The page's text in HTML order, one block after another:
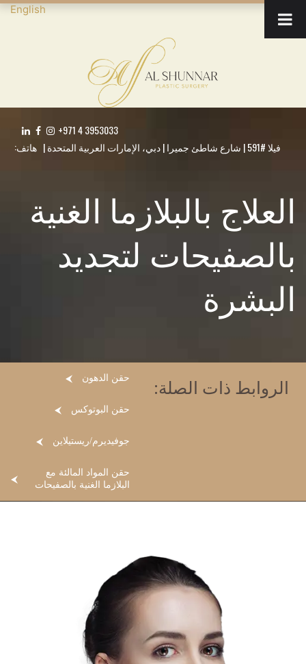
English
+971 4 3953033
فيلا #591 | شارع شاطئ جميرا | دبي، الإمارات العربية المتحدة | هاتف:
العلاج بالبلازما الغنية
بالصفيحات لتجديد
البشرة
الروابط ذات الصلة: حقن الدهون
حقن البوتوكس
جوفيديرم/ريستيلاين
حقن المواد المالئة مع
البلازما الغنية بالصفيحات